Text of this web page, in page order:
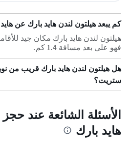
كم يبعد هيلتون لندن هايد بارك عن
هيلتون لندن هايد بارك مكان جيد
فهو على بعد مسافة 1.4 كم.
هل هيلتون لندن هايد بارك قريب من
ستريت؟
الأسئلة الشائعة عند
هايد بارك